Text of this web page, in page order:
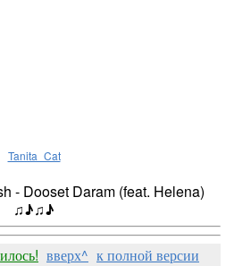
Tanita_Cat
- Dooset Daram (feat. Helena)
♫♪♫♪
вверх^ к полной версии